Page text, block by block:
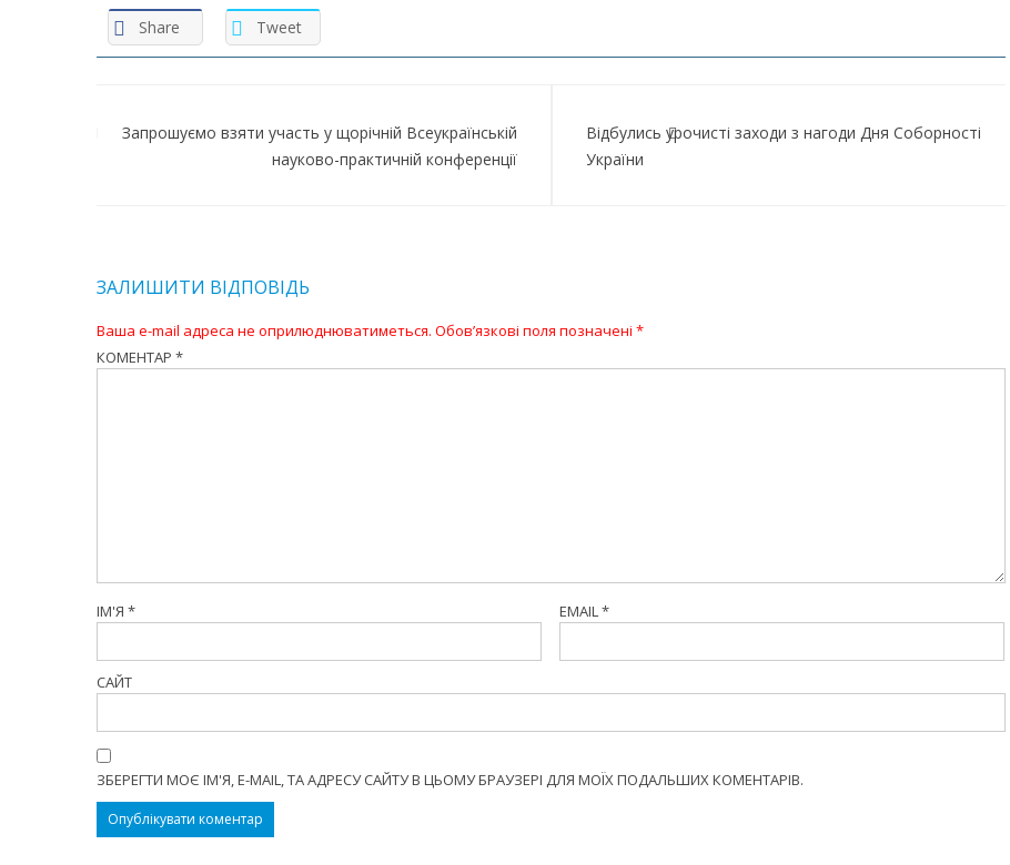
Share Tweet
записів
Запрошуємо взяти участь у щорічній Всеукраїнській
науково-практичній конференції
Відбулись урочисті заходи з нагоди Дня Соборності
України
ЗАЛИШИТИ ВІДПОВІДЬ
Ваша e-mail адреса не оприлюднюватиметься. Обов’язкові поля позначені *
КОМЕНТАР *
ІМ'Я * EMAIL*
САЙТ
ЗБЕРЕГТИ МОЄ ІМ'Я, E-MAIL, ТА АДРЕСУ САЙТУ В ЦЬОМУ БРАУЗЕРІ ДЛЯ МОЇХ ПОДАЛЬШИХ КОМЕНТАРІВ.